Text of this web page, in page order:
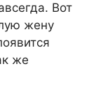
Вот
жену
же